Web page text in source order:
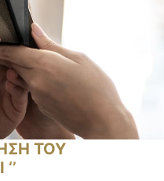
ΤΟΥ